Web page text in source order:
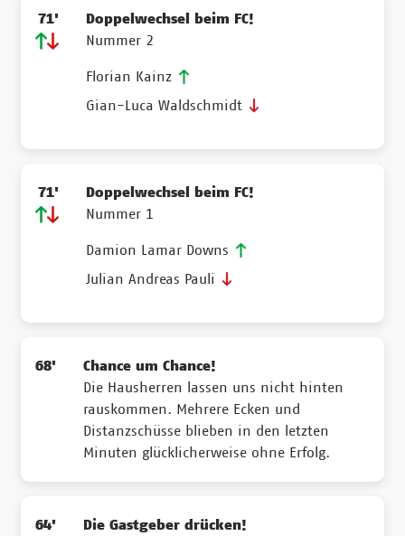
71'
Doppelwechsel beim FC!
Nummer 2
Florian Kainz
Gian-Luca Waldschmidt
71'
Doppelwechsel beim FC!
Nummer 1
Damion Lamar Downs
Julian Andreas Pauli
68'
Chance um Chance!
Die Hausherren lassen uns nicht hinten
rauskommen. Mehrere Ecken und
Distanzschüsse blieben in den letzten
Minuten glücklicherweise ohne Erfolg.
64'
Die Gastgeber drücken!